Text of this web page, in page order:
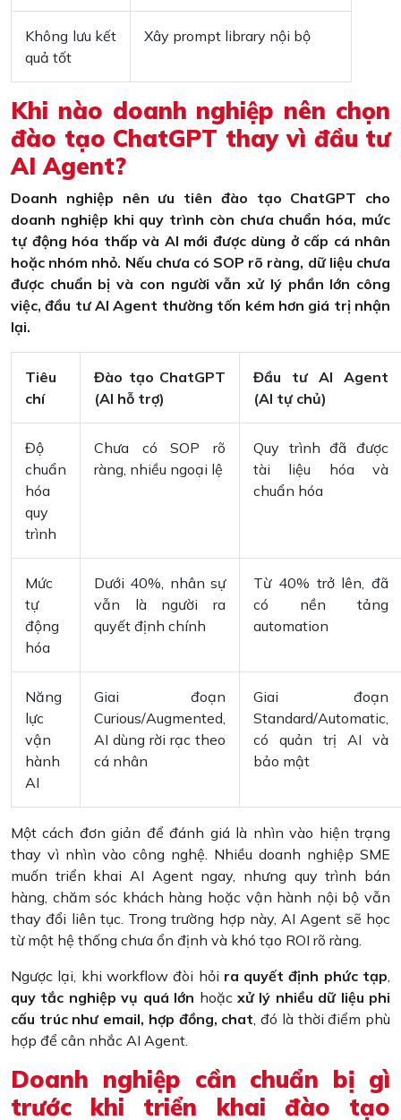
Không lưu kết
quả tốt
Xây prompt library nội bộ
Khi nào doanh nghiệp nên chọn
đào tạo ChatGPT thay vì đầu tư
AI Agent?
Doanh nghiệp nên ưu tiên đào tạo ChatGPT cho
doanh nghiệp khi quy trình còn chưa chuẩn hóa, mức
tự động hóa thấp và AI mới được dùng ở cấp cá nhân
hoặc nhóm nhỏ. Nếu chưa có SOP rõ ràng, dữ liệu chưa
được chuẩn bị và con người vẫn xử lý phần lớn công
việc, đầu tư AI Agent thường tốn kém hơn giá trị nhận
lại.
Tiêu
chí
Đào tạo ChatGPT
(AI hỗ trợ)
Đầu tư AI Agent
(AI tự chủ)
Độ
chuẩn
hóa
quy
trình
Chưa có SOP rõ
ràng, nhiều ngoại lệ
Quy trình đã được
tài liệu hóa và
chuẩn hóa
Mức
tự
động
hóa
Dưới 40%, nhân sự
vẫn là người ra
quyết định chính
Từ 40% trở lên, đã
có nền tảng
automation
Năng
lực
vận
hành
AI
Giai đoạn
Curious/Augmented,
AI dùng rời rạc theo
cá nhân
Giai đoạn
Standard/Automatic,
có quản trị AI và
bảo mật
Một cách đơn giản để đánh giá là nhìn vào hiện trạng
thay vì nhìn vào công nghệ. Nhiều doanh nghiệp SME
muốn triển khai AI Agent ngay, nhưng quy trình bán
hàng, chăm sóc khách hàng hoặc vận hành nội bộ vẫn
thay đổi liên tục. Trong trường hợp này, AI Agent sẽ học
từ một hệ thống chưa ổn định và khó tạo ROI rõ ràng.
Ngược lại, khi workflow đòi hỏi ra quyết định phức tạp
quy tắc nghiệp vụ quá lớn hoặc xử lý nhiều dữ liệu phi
cấu trúc như email, hợp đồng, chat , đó là thời điểm phù
hợp để cân nhắc AI Agent.
Doanh nghiệp cần chuẩn bị gì
trước khi triển khai đào tạo